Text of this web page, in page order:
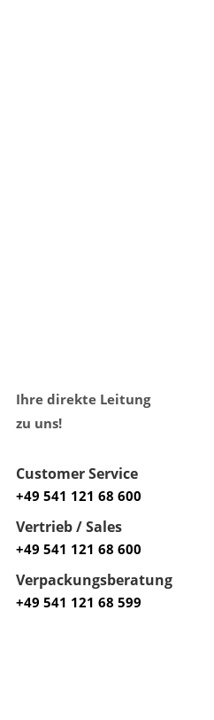
Ihre direkte Leitung
zu uns!
Customer Service
+49 541 121 68 600
Vertrieb / Sales
+49 541 121 68 600
Verpackungsberatung
+49 541 121 68 599